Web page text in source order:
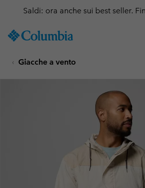
TO
SKIP
Saldi: ora anche sui best seller.
Giacche a vento